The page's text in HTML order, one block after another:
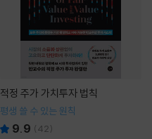
적정 주가 가치투자 법칙
평생 쓸 수 있는 원칙
9.9 (42)